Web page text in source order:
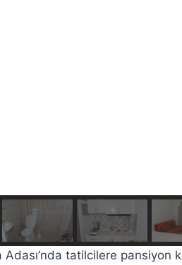
Adası’nda tatilcilere